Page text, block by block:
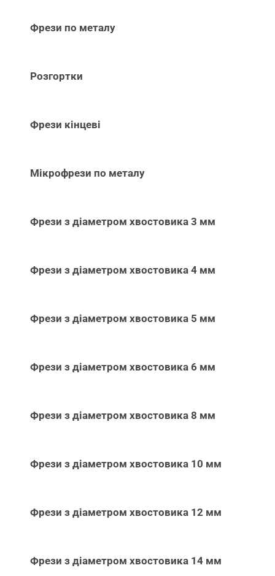
Фрези по металу
Розгортки
Фрези кінцеві
Мікрофрези по металу
Фрези з діаметром хвостовика 3 мм
Фрези з діаметром хвостовика 4 мм
Фрези з діаметром хвостовика 5 мм
Фрези з діаметром хвостовика 6 мм
Фрези з діаметром хвостовика 8 мм
Фрези з діаметром хвостовика 10 мм
Фрези з діаметром хвостовика 12 мм
Фрези з діаметром хвостовика 14 мм